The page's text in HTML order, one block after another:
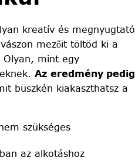
kreatív és megnyugtató
mezőit töltöd ki a
Olyan, mint egy
Az eredmény pedig
büszkén kiakaszthatsz a
szükséges
az alkotáshoz